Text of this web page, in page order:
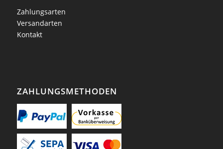
Zahlungsarten
Versandarten
Kontakt
ZAHLUNGSMETHODEN